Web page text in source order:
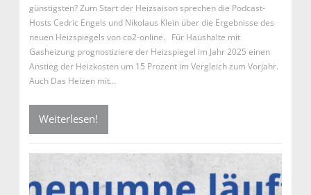
günstigsten? Zum Start der Heizsaison sprechen die Podcast-
Hosts Cedric Engels und Nikolaus Klein über die Ergebnisse des
neuen Heizspiegels von co2-online. Für Haushalte mit
Gasheizung prognostiziere der Heizspiegel im Jahr 2025 einen
Anstieg der Heizkosten um 15 Prozent im Vergleich zum Vorjahr.
Auch Das Heizen mit…
Weiterlesen!